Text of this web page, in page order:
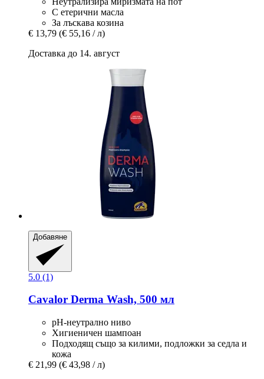
С етерични масла
За лъскава козина
€ 13,79 (€ 55,16 / л)
Доставка до 14. август
Добавяне
5.0 (1)
Cavalor Derma Wash, 500 мл
pH-неутрално ниво
Хигиеничен шампоан
Подходящ също за килими, подложки за седла и
кожа
€ 21,99 (€ 43,98 / л)